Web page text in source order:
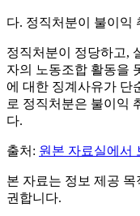
다. 정직처분이 불이익
정직처분이 정당하고,
자의 노동조합 활동을
에 대한 징계사유가 단
로 정직처분은 불이익
다.
출처: 원본 자료실에서
본 자료는 정보 제공
권합니다.